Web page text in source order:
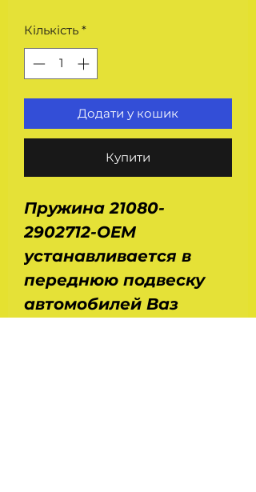
Кількість *
Додати у кошик
Купити
Пружина 21080-
2902712-OEM
устанавливается в
переднюю подвеску
автомобилей Ваз